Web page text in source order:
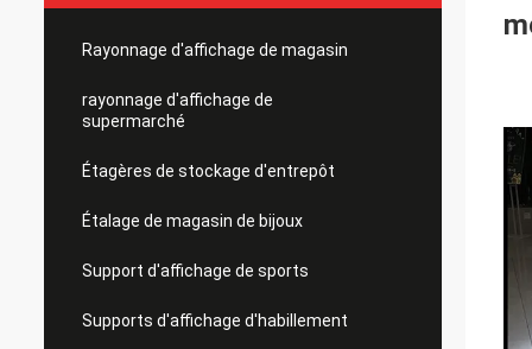
Rayonnage d'affichage de magasin
rayonnage d'affichage de
supermarché
Étagères de stockage d'entrepôt
Étalage de magasin de bijoux
Support d'affichage de sports
Supports d'affichage d'habillement